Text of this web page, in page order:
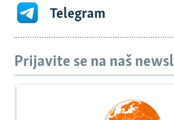
Telegram
Prijavite se na naš